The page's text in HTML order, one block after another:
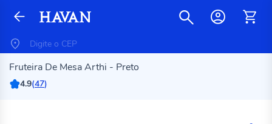
Fruteira De Mesa Arthi - Preto
4.9(47)